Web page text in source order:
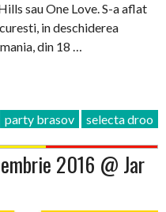
sau One Love. S-a aflat
in deschiderea
din 18 …
party brasov selecta droo
2016 @ Jar